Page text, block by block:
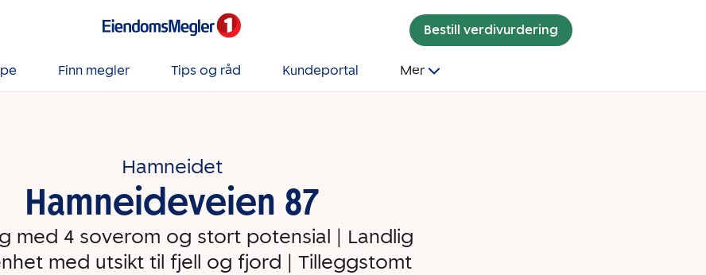
Bestill verdivurdering
Finn megler Tips og råd Kundeportal Mer
Hamneidet
Hamneideveien 87
med 4 soverom og stort potensial | Landlig
med utsikt til fjell og fjord | Tilleggstomt